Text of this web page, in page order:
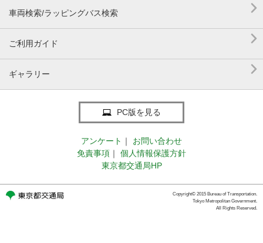
車両検索/ラッピングバス検索 
ご利用ガイド 
ギャラリー 
PC版を見る
アンケート ｜
お問い合わせ
免責事項 ｜
個人情報保護方針
東京都交通局HP
Copyright© 2015 Bureau of Transportation.
Tokyo Metropolitan Government.
All Rights Reserved.